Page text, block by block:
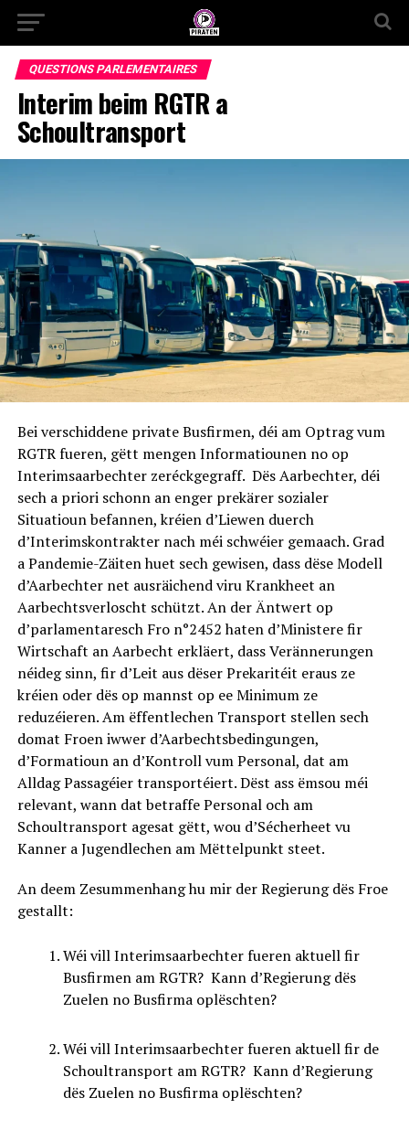
QUESTIONS PARLEMENTAIRES
Interim beim RGTR a
Schoultransport
Bei verschiddene private Busfirmen, déi am Optrag vum
RGTR fueren, gëtt mengen Informatiounen no op
Interimsaarbechter zeréckgegraff. Dës Aarbechter, déi
sech a priori schonn an enger prekärer sozialer
Situatioun befannen, kréien d’Liewen duerch
d’Interimskontrakter nach méi schwéier gemaach. Grad
a Pandemie-Zäiten huet sech gewisen, dass dëse Modell
d’Aarbechter net ausräichend viru Krankheet an
Aarbechtsverloscht schützt. An der Äntwert op
d’parlamentaresch Fro n°2452 haten d’Ministere fir
Wirtschaft an Aarbecht erkläert, dass Verännerungen
néideg sinn, fir d’Leit aus dëser Prekaritéit eraus ze
kréien oder dës op mannst op ee Minimum ze
reduzéieren. Am ëffentlechen Transport stellen sech
domat Froen iwwer d’Aarbechtsbedingungen,
d’Formatioun an d’Kontroll vum Personal, dat am
Alldag Passagéier transportéiert. Dëst ass ëmsou méi
relevant, wann dat betraffe Personal och am
Schoultransport agesat gëtt, wou d’Sécherheet vu
Kanner a Jugendlechen am Mëttelpunkt steet.
An deem Zesummenhang hu mir der Regierung dës Froe
gestallt:
Wéi vill Interimsaarbechter fueren aktuell fir
Busfirmen am RGTR? Kann d’Regierung dës
Zuelen no Busfirma oplëschten?
Wéi vill Interimsaarbechter fueren aktuell fir de
Schoultransport am RGTR? Kann d’Regierung
dës Zuelen no Busfirma oplëschten?